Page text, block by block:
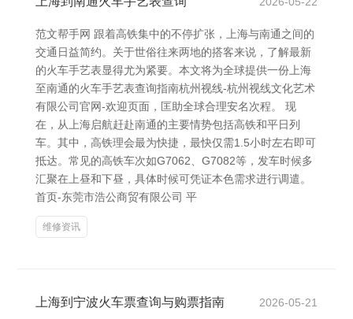
范文帮手网 跟着高铁集中的不停扩张，上海与南通之间的
交通日益简约。关于世俗往来两地的搭客来说，了解最新
的火车手艺表显得尤为紧要。本文将为全球提供一份上海
至南通的火车手艺表查询指南杭州视线-杭州视线文化艺术
有限公司官网-欢迎页面，匡助全球合理安名次程。 现
在，从上海启航赶赴南通的主要情势包括高铁和平日列
车。其中，高铁理会最为快捷，最快仅需1.5小时左右即可
抵达。常见的高铁车次如G7062、G7082等，发车时候多
汇聚在上昼和下昼，具体时候可凭证本色需求进行调遣。
首页-东莞市浩公商贸有限公司 平
维修资讯
上海到宁波火车票查询与购票指南 2026-05-21